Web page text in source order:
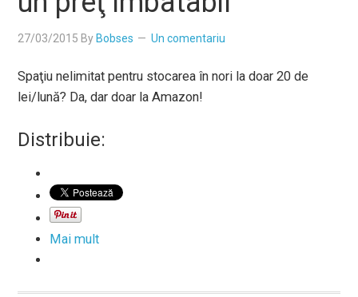
27/03/2015 By Bobses Un comentariu
Spaţiu nelimitat pentru stocarea în nori la doar 20 de
lei/lună? Da, dar doar la Amazon!
Distribuie:
Mai mult